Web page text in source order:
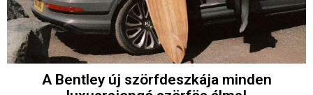
A Bentley új szörfdeszkája minden